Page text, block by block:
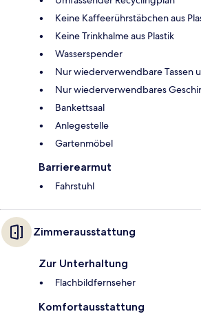
Keine Kaffeerührstäbchen aus
Keine Trinkhalme aus Plastik
Wasserspender
Nur wiederverwendbare Tassen
Nur wiederverwendbares
Bankettsaal
Anlegestelle
Gartenmöbel
Barrierearmut
Fahrstuhl
Zimmerausstattung
Zur Unterhaltung
Flachbildfernseher
Komfortausstattung